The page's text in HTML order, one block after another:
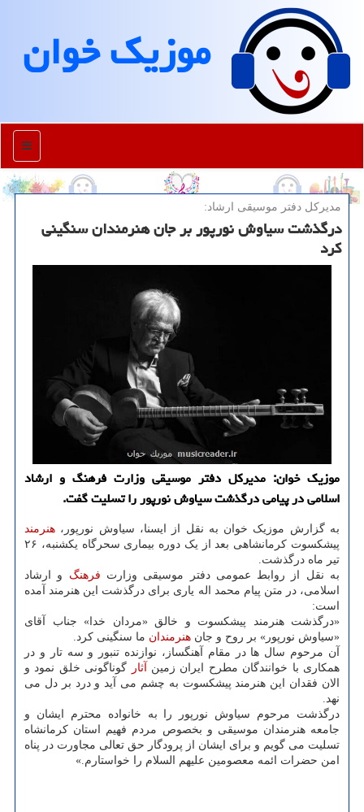
موزیك خوان
منو
مدیركل دفتر موسیقی ارشاد:
درگذشت سیاوش نورپور بر جان هنرمندان سنگینی
کرد
موزیک خوان: مدیرکل دفتر موسیقی وزارت فرهنگ و ارشاد
اسلامی در پیامی درگذشت سیاوش نورپور را تسلیت گفت.
به گزارش موزیک خوان به نقل از ایسنا، سیاوش نورپور، هنرمند
پیشکسوت کرمانشاهی بعد از یک دوره بیماری سحرگاه یکشنبه، ۲۶
تیر ماه درگذشت.
به نقل از روابط عمومی دفتر موسیقی وزارت فرهنگ و ارشاد
اسلامی، در متن پیام محمد اله یاری برای درگذشت این هنرمند آمده
است:
«درگذشت هنرمند پیشکسوت و خالق «مردان خدا» جناب آقای
«سیاوش نورپور» بر روح و جان هنرمندان ما سنگینی کرد.
آن مرحوم سال ها در مقام آهنگساز، نوازنده تنبور و سه تار و در
همکاری با خوانندگان مطرح ایران زمین
آثار
گوناگونی خلق نمود و
الان فقدان این هنرمند پیشکسوت به چشم می آید و درد بر دل می
نهد.
درگذشت مرحوم سیاوش نورپور را به خانواده محترم ایشان و
جامعه هنرمندان موسیقی و بخصوص مردم فهیم استان کرمانشاه
تسلیت می گویم و برای ایشان از پرودگار حق تعالی مجاورت در پناه
امن حضرات ائمه معصومین علیهم السلام را خواستارم.»